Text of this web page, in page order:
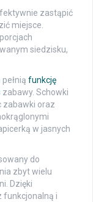
zastąpić
miejsce.
siedzisku,
pełnią funkcję
zabawy. Schowki
zabawki oraz
w jasnych
do
zbyt wielu
Dzięki
funkcjonalną i